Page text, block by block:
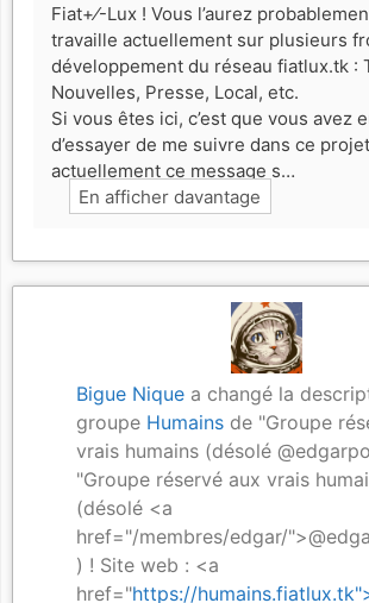
Fiat+⁄-Lux ! Vous l’aurez
travaille actuellement sur plusieurs
développement du réseau fiatlux.tk :
Nouvelles, Presse, Local, etc.
Si vous êtes ici, c’est que vous avez
d’essayer de me suivre dans ce
actuellement ce message s…
En afficher davantage
Bigue Niquea changé la
groupe Humainsde "Groupe
vrais humains (désolé
"Groupe réservé aux vrais
(désolé <a
href="/membres/edgar/
) ! Site web : <a
href="https://